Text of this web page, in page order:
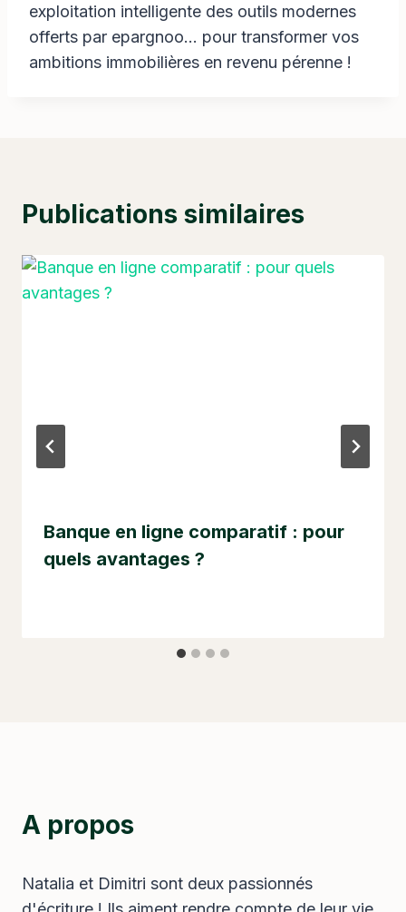
exploitation intelligente des outils modernes
offerts par epargnoo… pour transformer vos
ambitions immobilières en revenu pérenne !
Publications similaires
Banque en ligne comparatif : pour
quels avantages ?
A propos
Natalia et Dimitri sont deux passionnés